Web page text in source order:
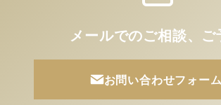
メールでのご相談、ご
お問い合わせフォーム